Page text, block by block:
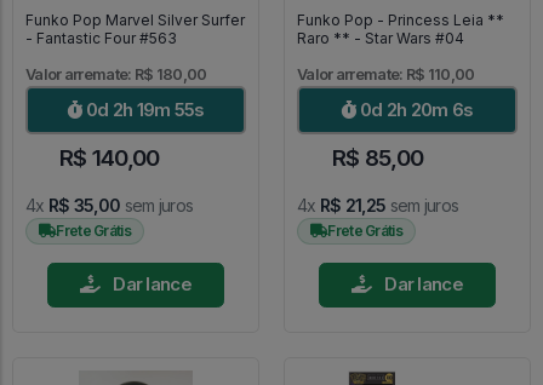
Funko Pop Marvel Silver Surfer
- Fantastic Four #563
Valor arremate: R$ 180,00
0d 2h 19m 54s
R$ 140,00
4x R$ 35,00 sem juros
Frete Grátis
Dar lance
Funko Pop - Princess Leia **
Raro ** - Star Wars #04
Valor arremate: R$ 110,00
0d 2h 20m 5s
R$ 85,00
4x R$ 21,25 sem juros
Frete Grátis
Dar lance